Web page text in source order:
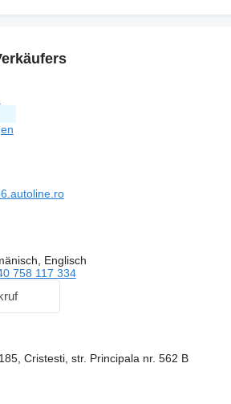
Englisch
758 117 334
Cristesti, str. Principala nr. 562 B